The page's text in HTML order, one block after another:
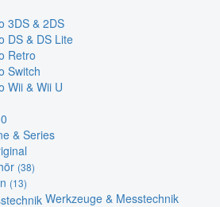
3DS & 2DS
DS & DS Lite
Retro
Switch
Wii & Wii U
& Series
(38)
(13)
Werkzeuge & Messtechnik